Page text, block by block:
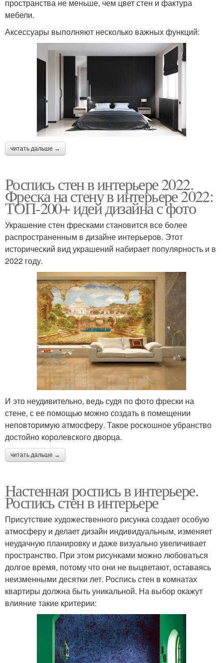
пространства не меньше, чем цвет стен и фактура
мебели.
Аксессуары выполняют несколько важных функций:
читать дальше →
Роспись стен в интерьере 2022.
Фреска на стену в интерьере 2022:
ТОП-200+ идей дизайна с фото
Украшение стен фресками становится все более
распространенным в дизайне интерьеров. Этот
исторический вид украшений набирает популярность и в
2022 году.
И это неудивительно, ведь судя по фото фрески на
стене, с ее помощью можно создать в помещении
неповторимую атмосферу. Такое роскошное убранство
достойно королевского дворца.
читать дальше →
Настенная роспись в интерьере.
Роспись стен в интерьере
Присутствие художественного рисунка создает особую
атмосферу и делает дизайн индивидуальным, изменяет
неудачную планировку и даже визуально увеличивает
пространство. При этом рисунками можно любоваться
долгое время, потому что они не выцветают, оставаясь
неизменными десятки лет. Роспись стен в комнатах
квартиры должна быть уникальной. На выбор окажут
влияние такие критерии: